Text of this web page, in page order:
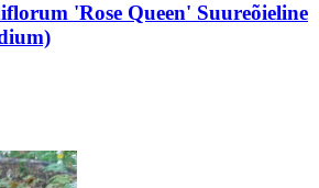
'Rose Queen' Suureõieline